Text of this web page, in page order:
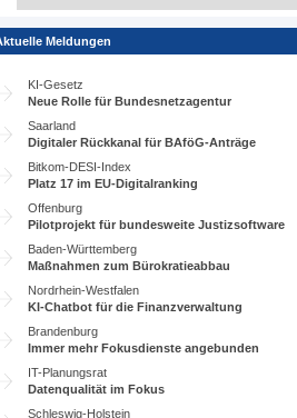
Meldungen
KI-Gesetz
Neue Rolle für Bundesnetzagentur
Saarland
Digitaler Rückkanal für BAföG-Anträge
Bitkom-DESI-Index
Platz 17 im EU-Digitalranking
Offenburg
Pilotprojekt für bundesweite Justizsoftware
Baden-Württemberg
Maßnahmen zum Bürokratieabbau
Nordrhein-Westfalen
KI-Chatbot für die Finanzverwaltung
Brandenburg
Immer mehr Fokusdienste angebunden
IT-Planungsrat
Datenqualität im Fokus
Schleswig-Holstein